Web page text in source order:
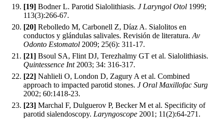
[19] Bodner L. Parotid Sialolithiasis. J Laryngol Otol 1999;
113(3):266-67.
[20] Rebolledo M, Carbonell Z, Díaz A. Sialolitos en
conductos y glándulas salivales. Revisión de literatura.Av
Odonto Estomatol 2009; 25(6): 311-17.
[21] Bsoul SA, Flint DJ, Terezhalmy GT et al. Sialolithiasis.
Quintessence Int2003; 34: 316-317.
[22] Nahlieli O, London D, Zagury A et al. Combined
approach to impacted parotid stones. J Oral Maxillofac Surg
2002; 60:1418-23.
[23] Marchal F, Dulguerov P, Becker M et al. Specificity of
parotid sialendoscopy. Laryngoscope 2001; 11(2):64-271.